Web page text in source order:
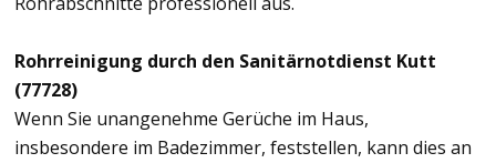
Rohrreinigung durch den Sanitärnotdienst Kutt
(77728)
Wenn Sie unangenehme Gerüche im Haus,
insbesondere im Badezimmer, feststellen, kann dies an